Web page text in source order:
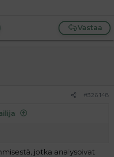
Vastaa
#326 148
:
jotka analysoivat